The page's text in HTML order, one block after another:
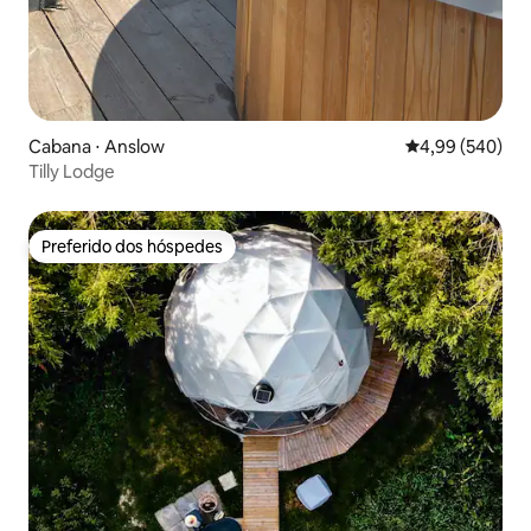
Cabana ⋅ Anslow 4,99 de uma
4,99 (540)
Tilly Lodge
Preferido dos hóspedes
Preferido dos hóspedes